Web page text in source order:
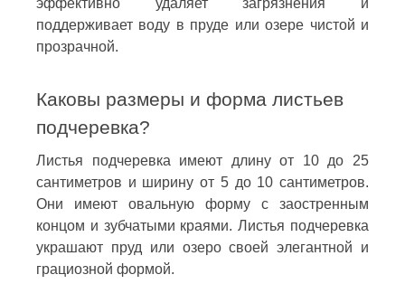
эффективно удаляет загрязнения и
поддерживает воду в пруде или озере чистой и
прозрачной.
Каковы размеры и форма листьев
подчеревка?
Листья подчеревка имеют длину от 10 до 25
сантиметров и ширину от 5 до 10 сантиметров.
Они имеют овальную форму с заостренным
концом и зубчатыми краями. Листья подчеревка
украшают пруд или озеро своей элегантной и
грациозной формой.